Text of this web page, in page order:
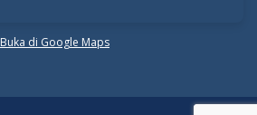
Buka di Google Maps